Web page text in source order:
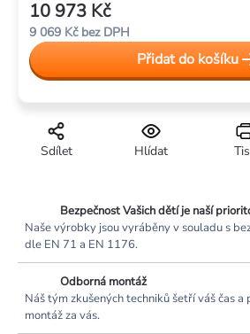
Hlídat
Sdílet
10 973 Kč
9 069 Kč bez DPH
cena:
Přidat do košíku
Bezpečnost Vašich dětí je naší
Naše výrobky jsou vyráběny v souladu s
dle EN 71 a EN 1176.
Odborná montáž
Náš tým zkušených techniků šetří váš čas
montáž za vás.